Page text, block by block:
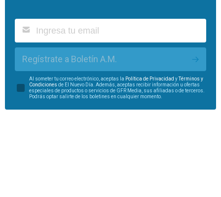
Regístrate a Boletín A.M.
Al someter tu correo electrónico, aceptas la Política de Privacidad y
Términos y
Condiciones de El Nuevo Día. Además, aceptas recibir información u ofertas
especiales de productos o servicios de GFR Media, sus afiliadas o de terceros.
Podrás optar salirte de los boletines en cualquier momento.